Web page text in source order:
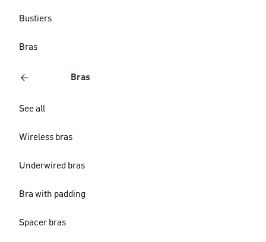
Bustiers
Bras
Bras
See all
Wireless bras
Underwired bras
Bra with padding
Spacer bras